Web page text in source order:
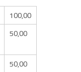
100,00
50,00
50,00